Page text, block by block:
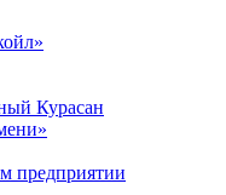
Курасан
предприятии